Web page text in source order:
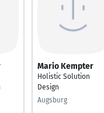
Mario Kempter
Holistic Solution
Design
Augsburg